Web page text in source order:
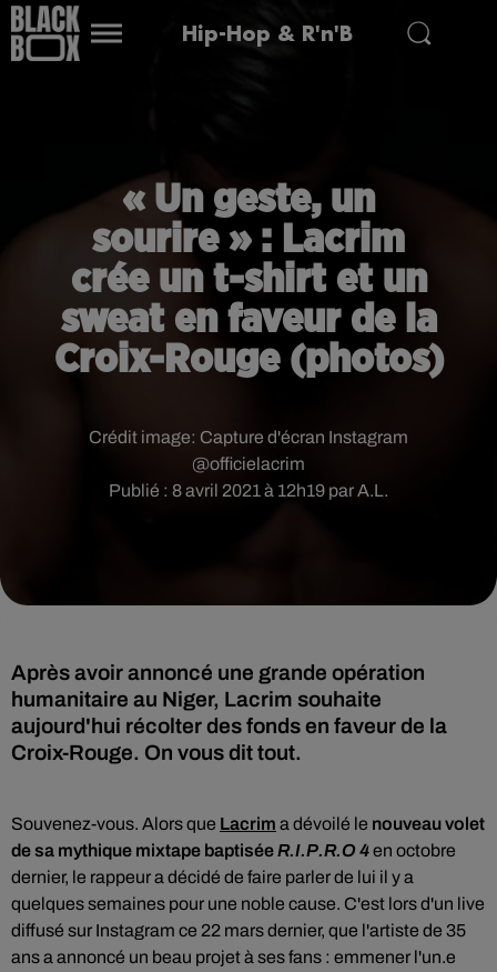
Hip-Hop & R'n'B
« Un geste, un
sourire » : Lacrim
crée un t-shirt et un
sweat en faveur de la
Croix-Rouge (photos)
Publié : 8 avril 2021 à 12h19 par A.L.
Crédit image: Capture d'écran Instagram
@officielacrim
Après avoir annoncé une grande opération
humanitaire au Niger, Lacrim souhaite
aujourd'hui récolter des fonds en faveur de la
Croix-Rouge. On vous dit tout.
Souvenez-vous. Alors que Lacrim a dévoilé le nouveau volet
de sa mythique mixtape baptiséeR.I.P.R.O 4en octobre
dernier, le rappeur a décidé de faire parler de lui il y a
quelques semaines pour une noble cause. C'est lors d'un live
diffusé sur Instagram ce 22 mars dernier, que l'artiste de 35
ans a annoncé un beau projet à ses fans : emmener l'un.e